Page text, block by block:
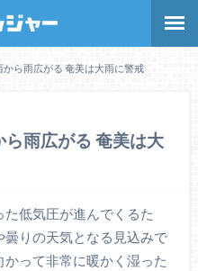
ら雨広がる 奄美は大雨に警戒
雨広がる 奄美は大
低気圧が進んでくるた
りの天気となる見込みで
かって非常に暖かく湿った